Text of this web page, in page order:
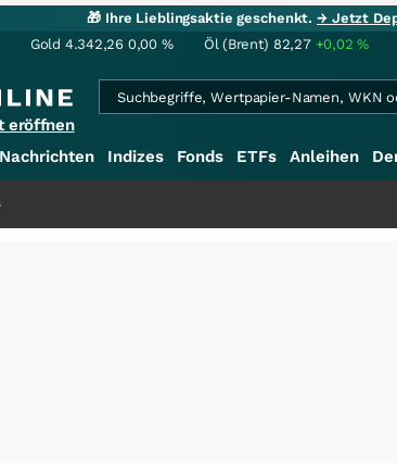
🎁 Ihre Lieblingsaktie geschenkt.→ Jetzt
Gold 4.342,26 0,00 % Öl (Brent) 82,27 +0,02%
eröffnen
Nachrichten Indizes Fonds ETFs Anleihen